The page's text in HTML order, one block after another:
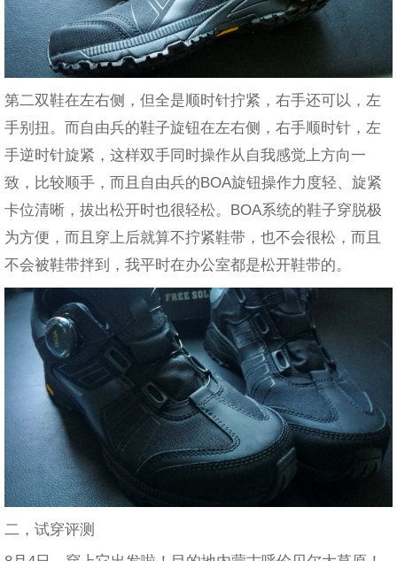
第二双鞋在左右侧，但全是顺时针拧紧，右手还可以，左
手别扭。而自由兵的鞋子旋钮在左右侧，右手顺时针，左
手逆时针旋紧，这样双手同时操作从自我感觉上方向一
致，比较顺手，而且自由兵的BOA旋钮操作力度轻、旋紧
卡位清晰，拔出松开时也很轻松。BOA系统的鞋子穿脱极
为方便，而且穿上后就算不拧紧鞋带，也不会很松，而且
不会被鞋带拌到，我平时在办公室都是松开鞋带的。
二，试穿评测